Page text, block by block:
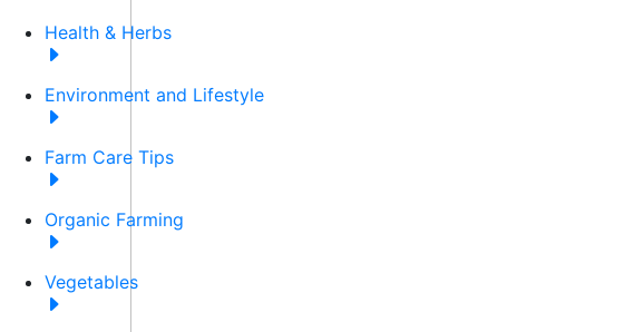
Health & Herbs
Environment and Lifestyle
Farm Care Tips
Organic Farming
Vegetables